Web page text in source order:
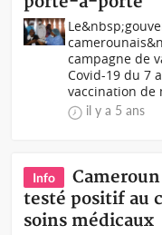
campagne de
Covid-19 du 7
vaccination de
il y a 5 ans
Info
testé positif au
soins médicaux